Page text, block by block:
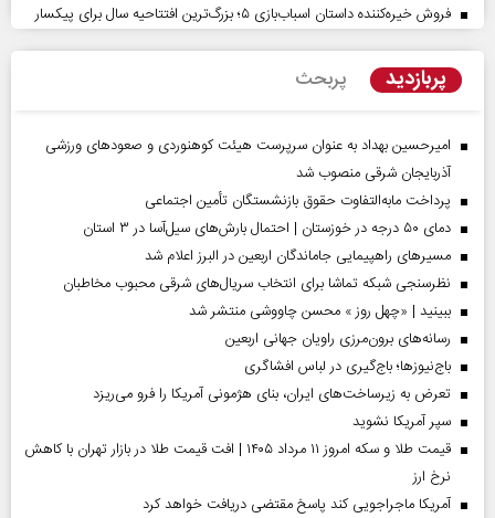
فروش خیره‌کننده داستان اسباب‌بازی ۵؛ بزرگ‌ترین افتتاحیه سال برای پیکسار
پربازدید پربحث
امیرحسین بهداد به عنوان سرپرست هیئت کوهنوردی و صعودهای ورزشی
آذربایجان شرقی منصوب شد
پرداخت مابه‌التفاوت حقوق بازنشستگان تأمین اجتماعی
دمای ۵۰ درجه در خوزستان | احتمال بارش‌های سیل‌آسا در ۳ استان
مسیر‌های راهپیمایی جاماندگان اربعین در البرز اعلام شد
نظرسنجی شبکه تماشا برای انتخاب سریال‌های شرقی محبوب مخاطبان
ببینید | «چهل روز » محسن چاووشی منتشر شد
رسانه‌های برون‌مرزی راویان جهانی اربعین
باج‌نیوزها؛ باج‌گیری در لباس افشاگری
تعرض به زیرساخت‌های ایران، بنای هژمونی آمریکا را فرو می‌ریزد
سپر آمریکا نشوید
قیمت طلا و سکه امروز ۱۱ مرداد ۱۴۰۵ | افت قیمت طلا در بازار تهران با کاهش
نرخ ارز
آمریکا ماجراجویی کند پاسخ مقتضی دریافت خواهد کرد